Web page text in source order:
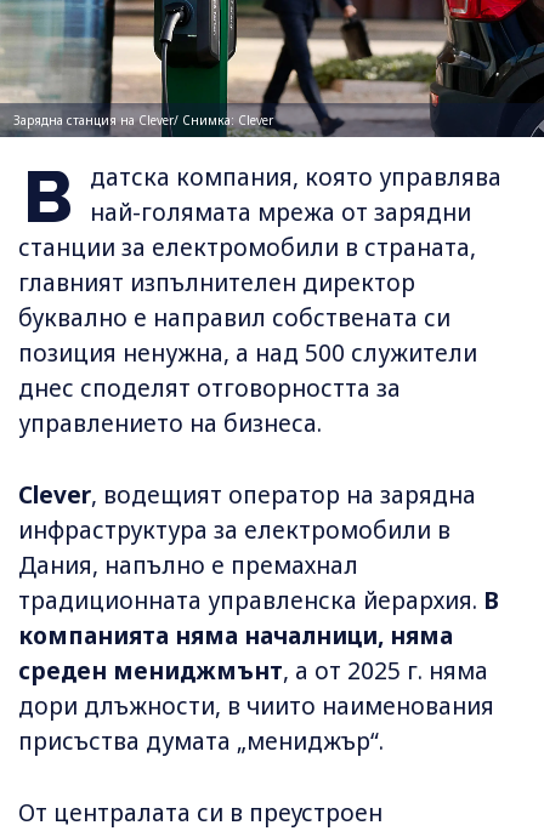
Зарядна станция на Clever/ Снимка: Clever
В
датска компания, която управлява
най-голямата мрежа от зарядни
станции за електромобили в страната,
главният изпълнителен директор
буквално е направил собствената си
позиция ненужна, а над 500 служители
днес споделят отговорността за
управлението на бизнеса.
Clever, водещият оператор на зарядна
инфраструктура за електромобили в
Дания, напълно е премахнал
традиционната управленска йерархия. В
компанията няма началници, няма
среден мениджмънт, а от 2025 г. няма
дори длъжности, в чиито наименования
присъства думата „мениджър“.
От централата си в преустроен